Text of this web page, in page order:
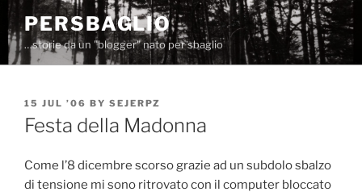
Skip
to
content
PERSBAGLIO
…storie da un "blogger" nato per sbaglio
POSTED
ON
15 JUL ’06 BY SEJERPZ
Festa della Madonna
Come l’8 dicembre scorso grazie ad un subdolo sbalzo
di tensione mi sono ritrovato con il computer bloccato